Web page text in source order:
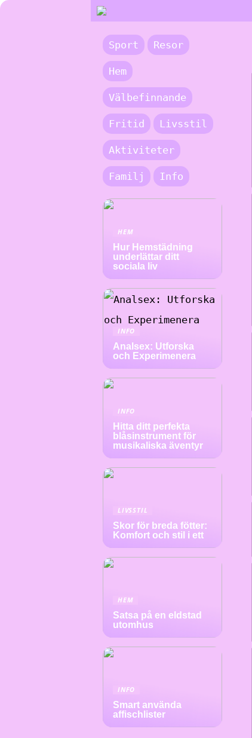
Sport Resor
Hem
Välbefinnande
Fritid Livsstil
Aktiviteter
Familj Info
HEM
Hur Hemstädning
underlättar ditt
sociala liv
INFO
Analsex: Utforska
och Experimenera
INFO
Hitta ditt perfekta
blåsinstrument för
musikaliska äventyr
LIVSSTIL
Skor för breda fötter:
Komfort och stil i ett
HEM
Satsa på en eldstad
utomhus
INFO
Smart använda
affischlister